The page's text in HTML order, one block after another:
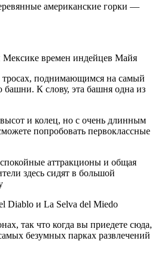
американские горки —
Мексике времен индейцев Майя
поднимающимся на самый
башни. К слову, эта башня одна из
и колец, но с очень длинным
попробовать первоклассные
аттракционы и общая
здесь сидят в большой
Diablo и La Selva del Miedo
так что когда вы приедете сюда,
безумных парках развлечений